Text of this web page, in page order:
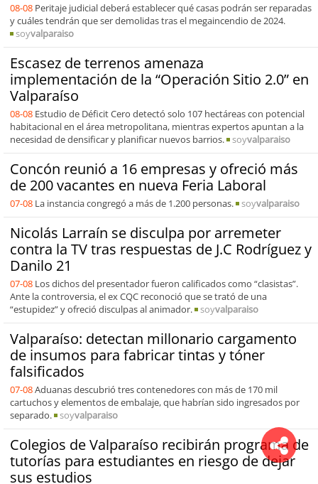
08-08 Peritaje judicial deberá establecer qué casas podrán ser reparadas
y cuáles tendrán que ser demolidas tras el megaincendio de 2024.
soyvalparaiso
Escasez de terrenos amenaza
implementación de la “Operación Sitio 2.0” en
Valparaíso
08-08 Estudio de Déficit Cero detectó solo 107 hectáreas con potencial
habitacional en el área metropolitana, mientras expertos apuntan a la
necesidad de densificar y planificar nuevos barrios.
soyvalparaiso
Concón reunió a 16 empresas y ofreció más
de 200 vacantes en nueva Feria Laboral
07-08 La instancia congregó a más de 1.200 personas. soyvalparaiso
Nicolás Larraín se disculpa por arremeter
contra la TV tras respuestas de J.C Rodríguez y
Danilo 21
07-08 Los dichos del presentador fueron calificados como “clasistas”.
Ante la controversia, el ex CQC reconoció que se trató de una
“estupidez” y ofreció disculpas al animador.
soyvalparaiso
Valparaíso: detectan millonario cargamento
de insumos para fabricar tintas y tóner
falsificados
07-08Aduanas descubrió tres contenedores con más de 170 mil
cartuchos y elementos de embalaje, que habrían sido ingresados por
separado.
soyvalparaiso
Colegios de Valparaíso recibirán programa de
tutorías para estudiantes en riesgo de dejar
sus estudios